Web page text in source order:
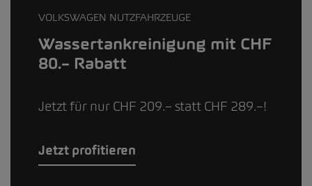
VOLKSWAGEN NUTZFAHRZEUGE
Wassertankreinigung mit CHF
80.– Rabatt
Jetzt für nur CHF 209.– statt CHF 289.–!
Jetzt profitieren